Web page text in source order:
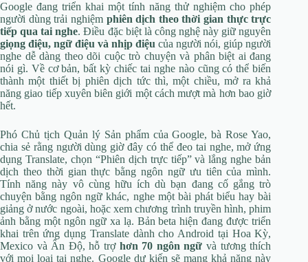
Google đang triển khai một tính năng thử nghiệm cho phép
người dùng trải nghiệm phiên dịch theo thời gian thực trực
tiếp qua tai nghe. Điều đặc biệt là công nghệ này giữ nguyên
giọng điệu, ngữ điệu và nhịp điệu của người nói, giúp người
nghe dễ dàng theo dõi cuộc trò chuyện và phân biệt ai đang
nói gì. Về cơ bản, bất kỳ chiếc tai nghe nào cũng có thể biến
thành một thiết bị phiên dịch tức thì, một chiều, mở ra khả
năng giao tiếp xuyên biên giới một cách mượt mà hơn bao giờ
hết.
Phó Chủ tịch Quản lý Sản phẩm của Google, bà Rose Yao,
chia sẻ rằng người dùng giờ đây có thể đeo tai nghe, mở ứng
dụng Translate, chọn “Phiên dịch trực tiếp” và lắng nghe bản
dịch theo thời gian thực bằng ngôn ngữ ưu tiên của mình.
Tính năng này vô cùng hữu ích dù bạn đang cố gắng trò
chuyện bằng ngôn ngữ khác, nghe một bài phát biểu hay bài
giảng ở nước ngoài, hoặc xem chương trình truyền hình, phim
ảnh bằng một ngôn ngữ xa lạ. Bản beta hiện đang được triển
khai trên ứng dụng Translate dành cho Android tại Hoa Kỳ,
Mexico và Ấn Độ, hỗ trợ hơn 70 ngôn ngữ và tương thích
với mọi loại tai nghe. Google dự kiến sẽ mang khả năng này